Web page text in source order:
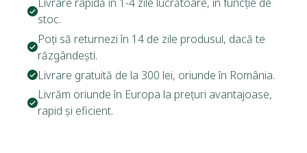
stoc.
Poți să returnezi în 14 de zile produsul, dacă te
răzgândești.
Livrare gratuită de la 300 lei, oriunde în România.
Livrăm oriunde în Europa la prețuri avantajoase,
rapid și eficient.